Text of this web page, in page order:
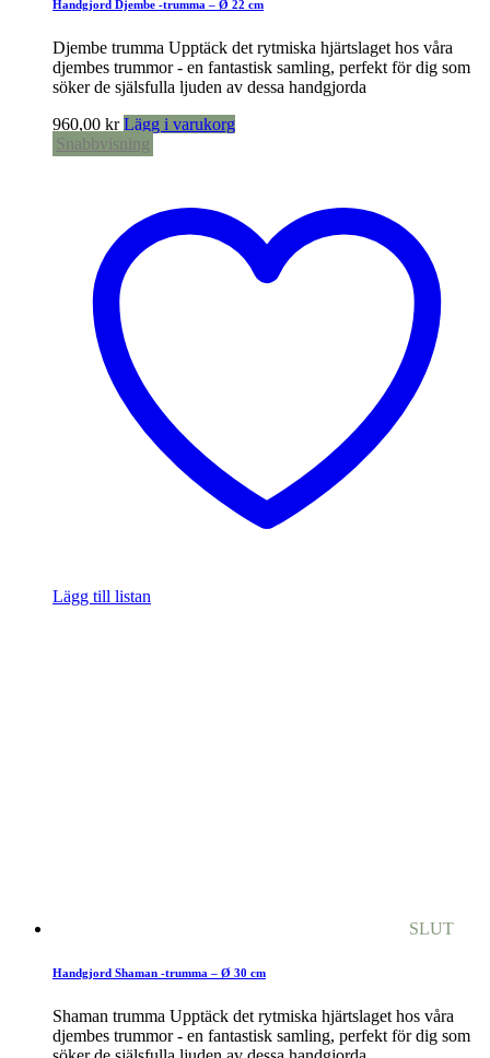
Handgjord Djembe -trumma – Ø 22 cm
Djembe trumma Upptäck det rytmiska hjärtslaget hos våra
djembes trummor - en fantastisk samling, perfekt för dig som
söker de själsfulla ljuden av dessa handgjorda
960,00 kr Lägg i varukorg
Snabbvisning
Lägg till listan
SLUT
Handgjord Shaman -trumma – Ø 30 cm
Shaman trumma Upptäck det rytmiska hjärtslaget hos våra
djembes trummor - en fantastisk samling, perfekt för dig som